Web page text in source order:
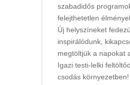
szabadidős
felejthetetlen
Új helyszíneket
inspirálódunk,
megtöltjük a napokat
Igazi testi-lelki
csodás környezetben!